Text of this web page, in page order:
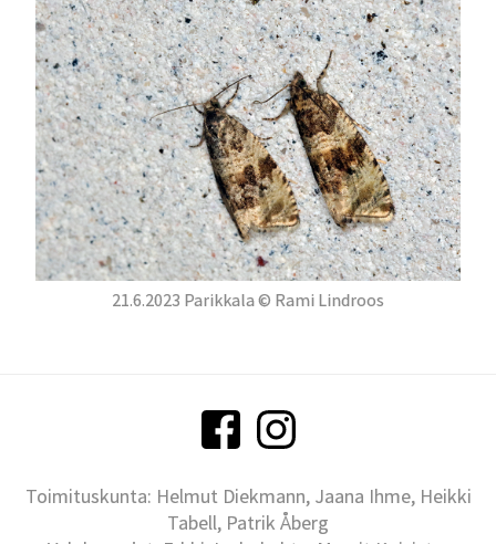
21.6.2023 Parikkala © Rami Lindroos
Toimituskunta: Helmut Diekmann, Jaana Ihme, Heikki
Tabell, Patrik Åberg